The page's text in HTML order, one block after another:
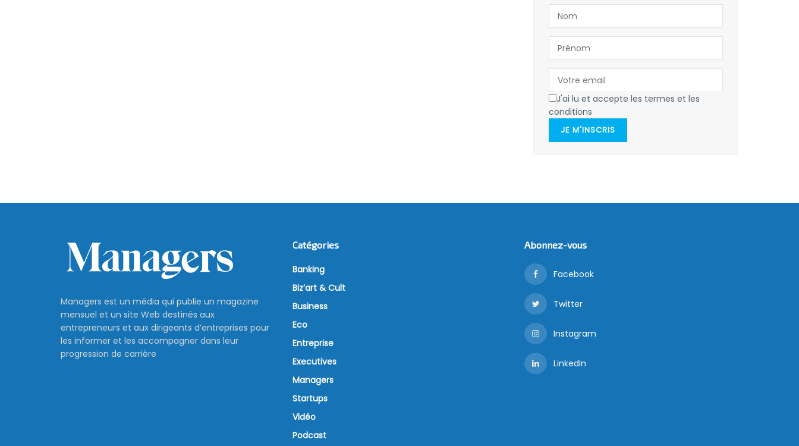
J'ai lu et accepte les termes et les
conditions
JE M'INSCRIS
Managers est un média qui publie un magazine
mensuel et un site Web destinés aux
entrepreneurs et aux dirigeants d’entreprises pour
les informer et les accompagner dans leur
progression de carrière
Catégories
Banking
Biz’art & Cult
Business
Eco
Entreprise
Executives
Managers
Startups
Vidéo
Podcast
Abonnez-vous
Facebook
Twitter
Instagram
LinkedIn